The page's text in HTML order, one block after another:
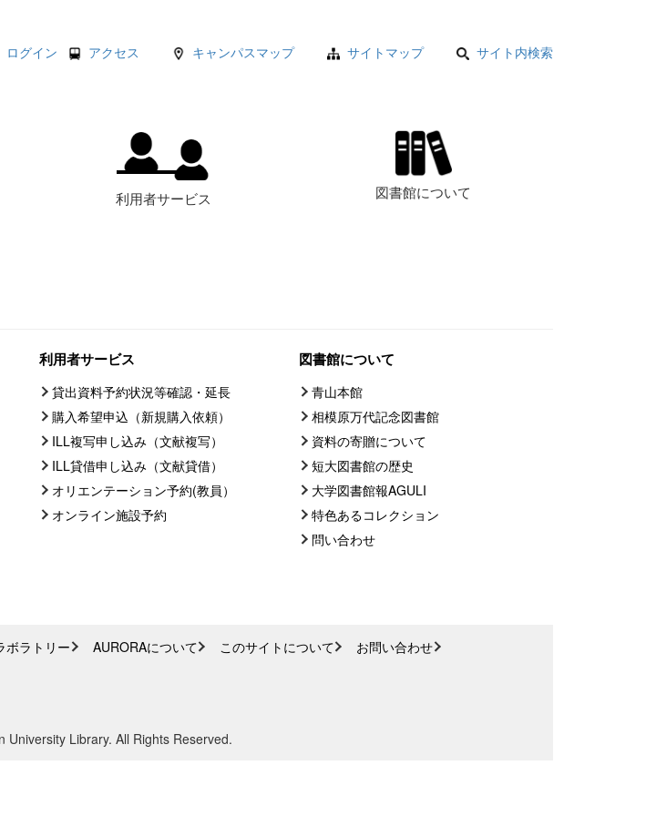
ログイン アクセス キャンパスマップ サイトマップ サイト内検索
利用者サービス 図書館について
利用者サービス
貸出資料予約状況等確認・延長
購入希望申込（新規購入依頼）
ILL複写申し込み（文献複写）
ILL貸借申し込み（文献貸借）
オリエンテーション予約(教員）
オンライン施設予約
図書館について
青山本館
相模原万代記念図書館
資料の寄贈について
短大図書館の歴史
大学図書館報AGULI
特色あるコレクション
問い合わせ
ボラトリー AURORAについて このサイトについて お問い合わせ
University Library. All Rights Reserved.